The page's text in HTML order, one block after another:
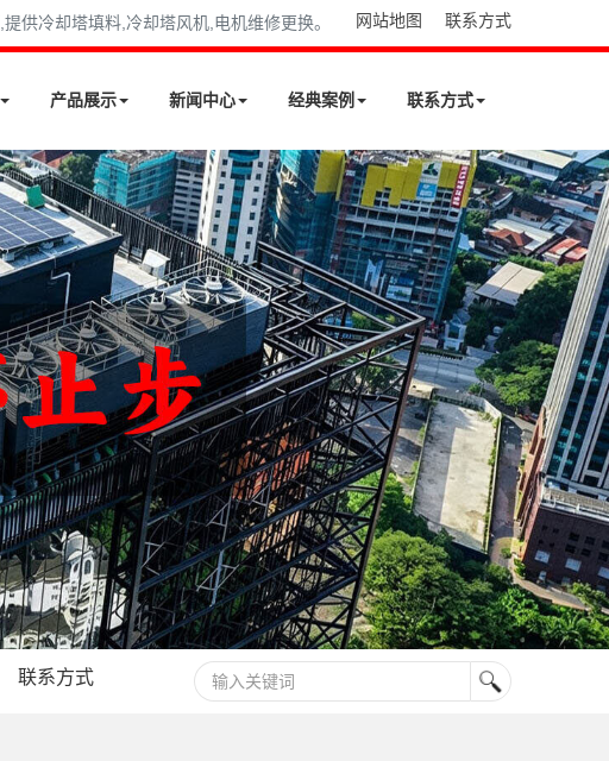
供冷却塔填料,冷却塔风机,电机维修更换。 网站地图 联系方式
产品展示 新闻中心 经典案例 联系方式
联系方式